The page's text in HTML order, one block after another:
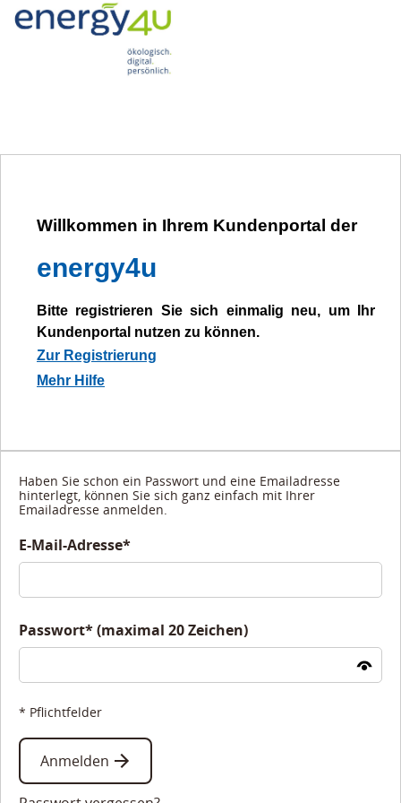
Haben Sie schon ein Passwort und eine Emailadresse
hinterlegt, können Sie sich ganz einfach mit Ihrer
Emailadresse anmelden.
E-Mail-Adresse*
Passwort* (maximal 20 Zeichen)
* Pflichtfelder
Anmelden
Willkommen in Ihrem Kundenportal der
energy4u
Bitte registrieren Sie sich einmalig neu, um Ihr
Kundenportal nutzen zu können.
Zur Registrierung
Mehr Hilfe